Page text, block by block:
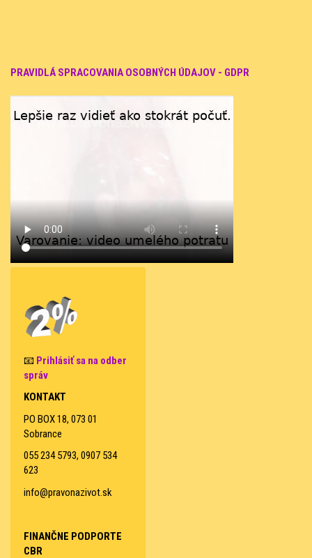
PRAVIDLÁ SPRACOVANIA OSOBNÝCH ÚDAJOV - GDPR
📧 Prihlásiť sa na odber
správ
KONTAKT
PO BOX 18, 073 01
Sobrance
055 234 5793, 0907 534
623
info@pravonazivot.sk
FINANČNE PODPORTE
CBR